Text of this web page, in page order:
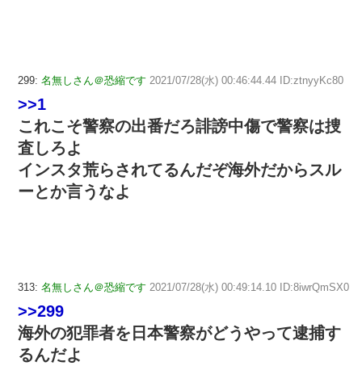
299: 名無しさん＠恐縮です 2021/07/28(水) 00:46:44.44 ID:ztnyyKc80
>>1
これこそ警察の出番だろ誹謗中傷で警察は捜
査しろよ
インスタ荒らされてるんだぞ海外だからスル
ーとか言うなよ
313: 名無しさん＠恐縮です 2021/07/28(水) 00:49:14.10 ID:8iwrQmSX0
>>299
海外の犯罪者を日本警察がどうやって逮捕す
るんだよ